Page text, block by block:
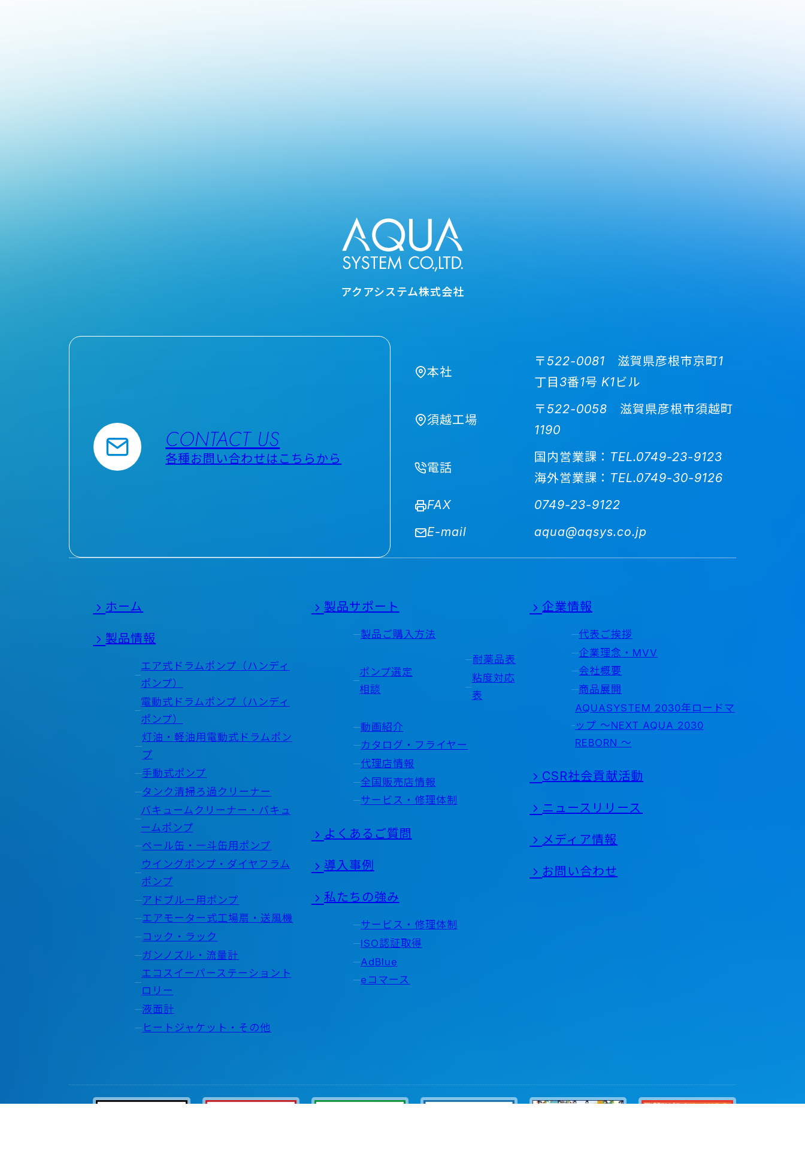
アクアシステム株式会社
CONTACT US
各種お問い合わせはこちらから
本社
〒522-0081 滋賀県彦根市京町1
丁目3番1号 K1ビル
須越工場
〒522-0058 滋賀県彦根市須越町
1190
電話
国内営業課：TEL.0749-23-9123
海外営業課：TEL.0749-30-9126
FAX
0749-23-9122
E-mail
aqua@aqsys.co.jp
ホーム
製品情報
エア式ドラムポンプ（ハンディ
ポンプ）
電動式ドラムポンプ（ハンディ
ポンプ）
灯油・軽油用電動式ドラムポン
プ
手動式ポンプ
タンク清掃ろ過クリーナー
バキュームクリーナー・バキュ
ームポンプ
ペール缶・一斗缶用ポンプ
ウイングポンプ・ダイヤフラム
ポンプ
アドブルー用ポンプ
エアモーター式工場扇・送風機
コック・ラック
ガンノズル・流量計
エコスイーパーステーショント
ロリー
液面計
ヒートジャケット・その他
製品サポート
製品ご購入方法
ポンプ選定
相談
耐薬品表
粘度対応
表
動画紹介
カタログ・フライヤー
代理店情報
全国販売店情報
サービス・修理体制
よくあるご質問
導入事例
私たちの強み
サービス・修理体制
ISO認証取得
AdBlue
eコマース
企業情報
代表ご挨拶
企業理念・MVV
会社概要
商品展開
AQUASYSTEM 2030年ロードマ
ップ ～NEXT AQUA 2030
REBORN ～
CSR社会貢献活動
ニュースリリース
メディア情報
お問い合わせ